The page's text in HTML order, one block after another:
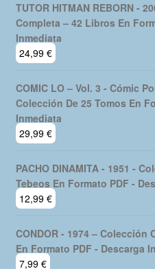
TUTOR HITMAN REBORN -
Completa – 42 Libros En
Inmediata
24,99 €
COMIC LO – Vol. 3 - Cómic
Colección De 25 Tomos En
Inmediata
29,99 €
PACHO DINAMITA - 1951 -
Tebeos En Formato PDF -
12,99 €
CONDOR - 1974 – Colección
En Formato PDF - Descarga
7,99 €